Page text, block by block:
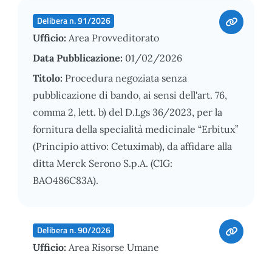
Delibera n. 91/2026
Ufficio: Area Provveditorato
Data Pubblicazione: 01/02/2026
Titolo: Procedura negoziata senza
pubblicazione di bando, ai sensi dell'art. 76,
comma 2, lett. b) del D.Lgs 36/2023, per la
fornitura della specialità medicinale “Erbitux”
(Principio attivo: Cetuximab), da affidare alla
ditta Merck Serono S.p.A. (CIG:
BAO486C83A).
Delibera n. 90/2026
Ufficio: Area Risorse Umane